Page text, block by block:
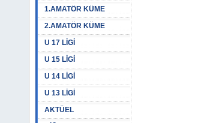
1.AMATÖR KÜME
2.AMATÖR KÜME
U 17 LİGİ
U 15 LİGİ
U 14 LİGİ
U 13 LİGİ
AKTÜEL